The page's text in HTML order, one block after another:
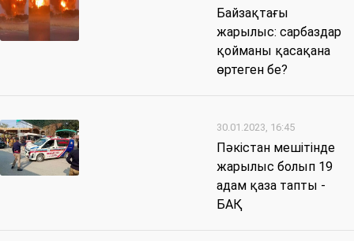
Байзақтағы
жарылыс: сарбаздар
қойманы қасақана
өртеген бе?
30.01.2023, 16:45
Пәкістан мешітінде
жарылыс болып 19
адам қаза тапты -
БАҚ